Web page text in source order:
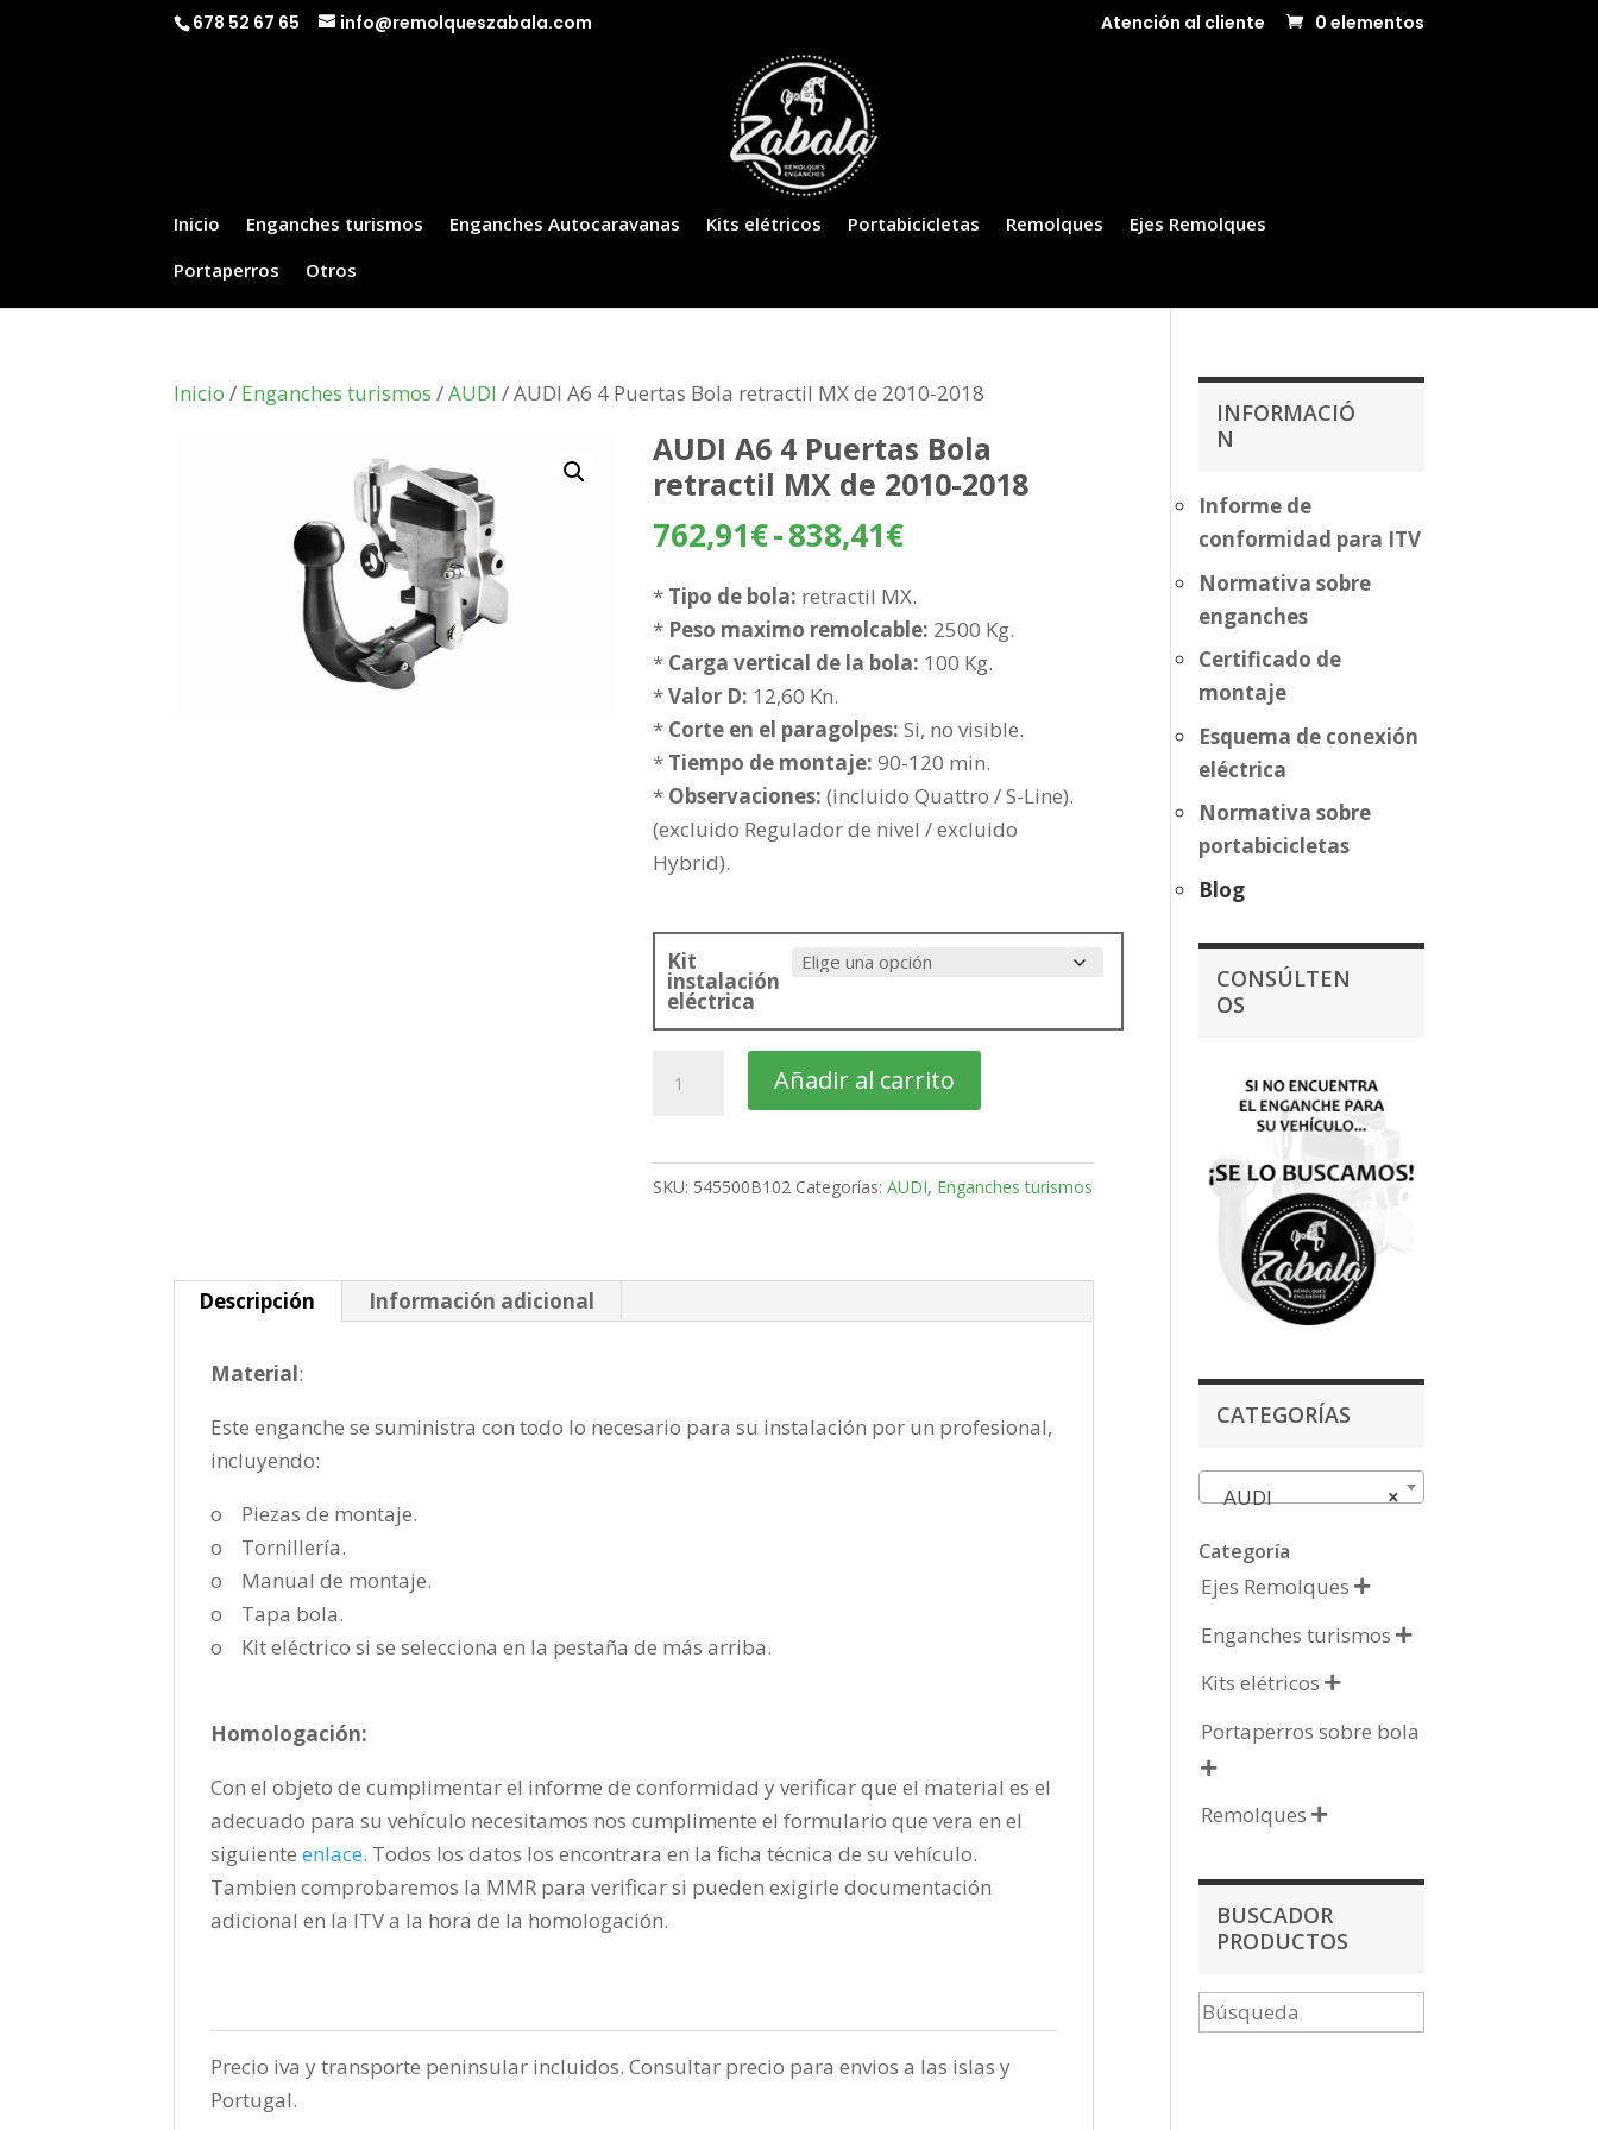
678 52 67 65 info@remolqueszabala.com Atención al cliente 0 elementos
Inicio Enganches turismos Enganches Autocaravanas Kits elétricos Portabicicletas Remolques
Ejes Remolques
Portaperros
Otros
Inicio / Enganches turismos /AUDI / AUDI A6 4 Puertas Bola retractil MX de 2010-2018
AUDI A6 4 Puertas Bola
retractil MX de 2010-2018
762,91€-838,41€Rango
precios:
desde
762,91€
838,41€
* Tipo de bola: retractil MX.
* Peso maximo remolcable: 2500 Kg.
* Carga vertical de la bola: 100 Kg.
*Valor D: 12,60 Kn.
* Corte en el paragolpes: Si, no visible.
* Tiempo de montaje: 90-120 min.
* Observaciones: (incluido Quattro / S-Line).
(excluido Regulador de nivel / excluido
Hybrid).
Kit
instalación
eléctrica
Puertas
Bola
Añadir al carrito
SKU: 545500B102 Categorías: AUDI, Enganches turismos
Descripción Información adicional
Material:
Este enganche se suministra con todo lo necesario para su instalación por un profesional,
incluyendo:
o Piezas de montaje.
o Tornillería.
o Manual de montaje.
o Tapa bola.
o Kit eléctrico si se selecciona en la pestaña de más arriba.
Homologación:
Con el objeto de cumplimentar el informe de conformidad y verificar que el material es el
adecuado para su vehículo necesitamos nos cumplimente el formulario que vera en el
siguienteenlace. Todos los datos los encontrara en la ficha técnica de su vehículo.
Tambien comprobaremos la MMR para verificar si pueden exigirle documentación
adicional en la ITV a la hora de la homologación.
Precio iva y transporte peninsular incluidos. Consultar precio para envios a las islas y
Portugal.
INFORMACIÓ
N
Informe de
conformidad para ITV
Normativa sobre
enganches
Certificado de
montaje
Esquema de conexión
eléctrica
Normativa sobre
portabicicletas
Blog
CONSÚLTEN
OS
CATEGORÍAS
×
AUDI
Categoría
Ejes Remolques 
Enganches turismos 
Kits elétricos 
Portaperros sobre bola

Remolques 
BUSCADOR
PRODUCTOS